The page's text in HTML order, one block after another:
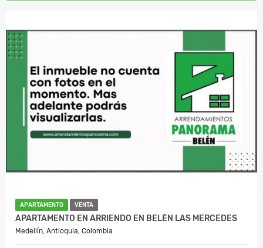
APARTAMENTO VENTA
APARTAMENTO EN ARRIENDO EN BELÉN LAS MERCEDES
Medellín, Antioquia, Colombia